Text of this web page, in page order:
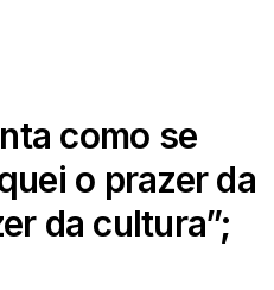
como se
o prazer da
da cultura”;